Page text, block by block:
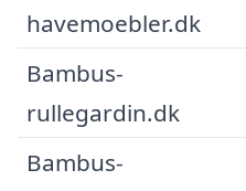
havemoebler.dk
Bambus-
rullegardin.dk
Bambus-